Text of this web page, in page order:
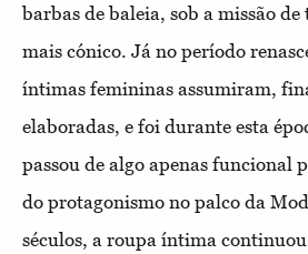
barbas de baleia, sob a missão
mais cónico. Já no período
íntimas femininas assumiram,
elaboradas, e foi durante esta
passou de algo apenas funcional
do protagonismo no palco da
séculos, a roupa íntima